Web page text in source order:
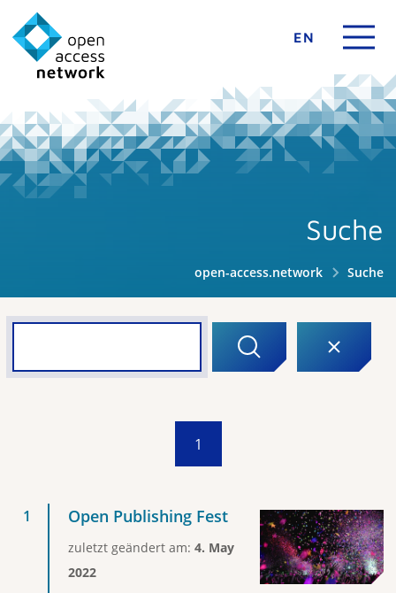
EN
Suche
open-access.network Suche
1
Open Publishing Fest
zuletzt geändert am: 4. May
2022